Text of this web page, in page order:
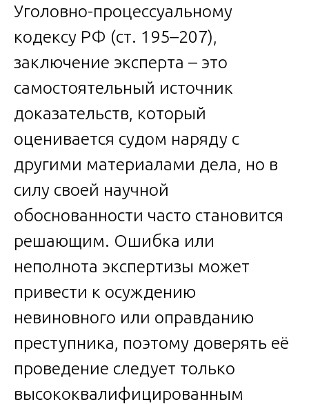
Уголовно-процессуальному
кодексу РФ (ст. 195–207),
заключение эксперта – это
самостоятельный источник
доказательств, который
оценивается судом наряду с
другими материалами дела, но в
силу своей научной
обоснованности часто становится
решающим. Ошибка или
неполнота экспертизы может
привести к осуждению
невиновного или оправданию
преступника, поэтому доверять её
проведение следует только
высококвалифицированным